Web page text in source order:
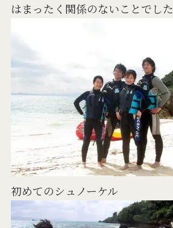
はまったく関係のないことでした
初めてのシュノーケル